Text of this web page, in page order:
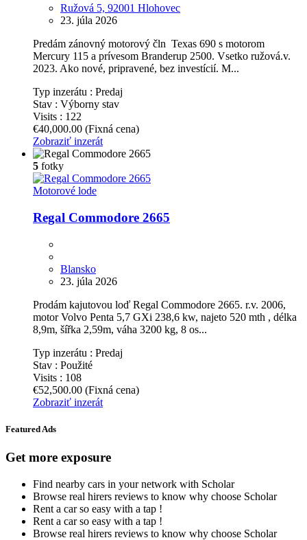
Ružová 5, 92001 Hlohovec
23. júla 2026
Predám zánovný motorový čln Texas 690 s motorom
Mercury 115 a prívesom Branderup 2500. Vsetko ružová.v.
2023. Ako nové, pripravené, bez investícií. M...
Typ inzerátu : Predaj
Stav : Výborny stav
Visits : 122
€40,000.00 (Fixná cena)
Zobraziť inzerát
5 fotky
Motorové lode
Regal Commodore 2665
Blansko
23. júla 2026
Prodám kajutovou loď Regal Commodore 2665. r.v. 2006,
motor Volvo Penta 5,7 GXi 238,6 kw, najeto 520 mth , délka
8,9m, šířka 2,59m, váha 3200 kg, 8 os...
Typ inzerátu : Predaj
Stav : Použité
Visits : 108
€52,500.00 (Fixná cena)
Zobraziť inzerát
Featured Ads
Get more exposure
Find nearby cars in your network with Scholar
Browse real hirers reviews to know why choose Scholar
Rent a car so easy with a tap !
Rent a car so easy with a tap !
Browse real hirers reviews to know why choose Scholar